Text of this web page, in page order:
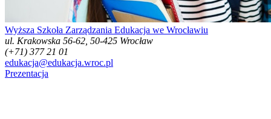
Wyższa Szkoła Zarządzania Edukacja we Wrocławiu
ul. Krakowska 56-62, 50-425 Wrocław
(+71) 377 21 01
edukacja@edukacja.wroc.pl
Prezentacja